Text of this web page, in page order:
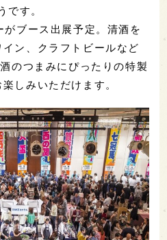
です。
ブース出展予定。清酒を
ン、クラフトビールなど
のつまみにぴったりの特製
しみいただけます。